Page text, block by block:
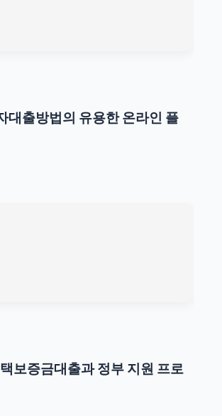
대출방법의 유용한 온라인 플
보증금대출과 정부 지원 프로